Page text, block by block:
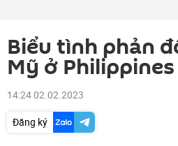
Biểu tình phản
Mỹ ở Philippines
14:24 02.02.2023
Đăng ký